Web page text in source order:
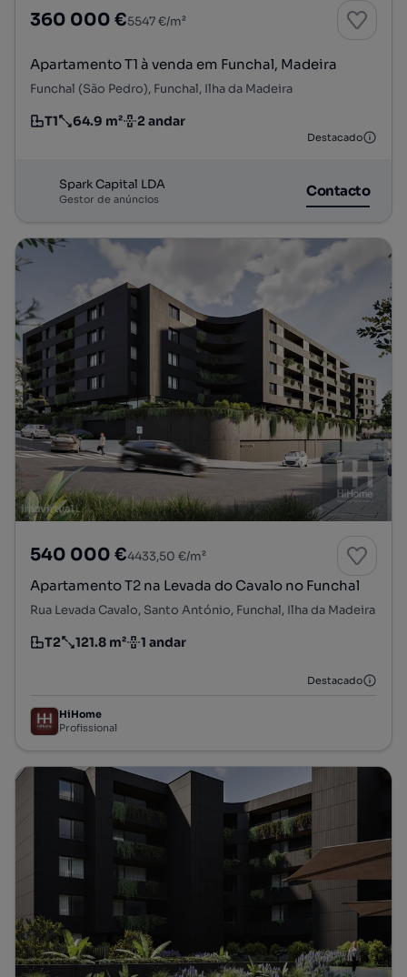
360 000 €5547 €/m²
Apartamento T1 à venda em Funchal, Madeira
Funchal (São Pedro), Funchal, Ilha da Madeira
Tipologia
T1
Preço por metro quadrado
64.9 m²
Andar 2 andar
Destacado
Spark Capital LDA
Gestor de anúncios Contacto
540 000 €4433,50 €/m²
Apartamento T2 na Levada do Cavalo no Funchal
Rua Levada Cavalo, Santo António, Funchal, Ilha da Madeira
Tipologia
T2
Preço por metro quadrado
121.8 m²
Andar 1 andar
Destacado
HiHome
Profissional